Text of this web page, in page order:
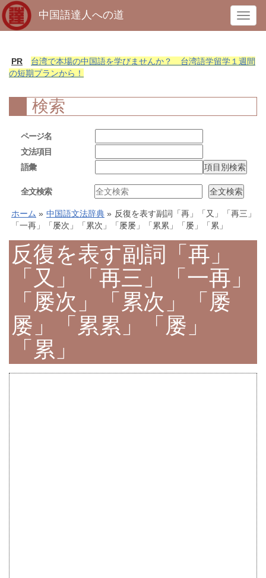
T
o
g
n
a
a
t
i
o
中国語達人への道
PR
台湾で本場の中国語を学びませんか？ 台湾語学留学１週間
の短期プランから！
検索
ページ名
文法項目
語彙
全文検索
ホーム » 中国語文法辞典 » 反復を表す副詞「再」「又」「再三」
「一再」「屡次」「累次」「屡屡」「累累」「屡」「累」
反復を表す副詞「再」
「又」「再三」「一再」
「屡次」「累次」「屡
屡」「累累」「屡」
「累」